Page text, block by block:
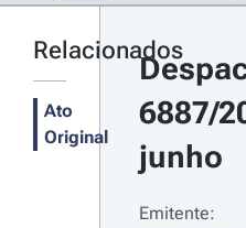
Relacionados
Ato
Original
6887/
junho
Emitente: